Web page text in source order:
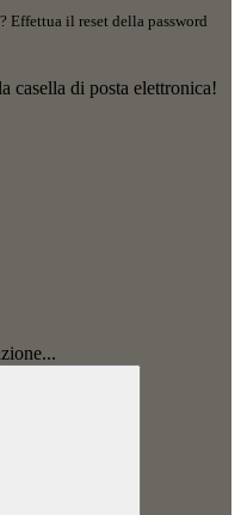
Effettua il reset della password
casella di posta elettronica!